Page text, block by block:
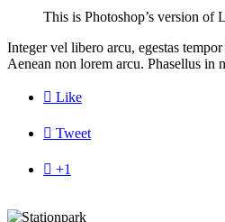
This is Photoshop’s version of
Integer vel libero arcu, egestas
Aenean non lorem arcu. Phasellus in
 Like
 Tweet
 +1